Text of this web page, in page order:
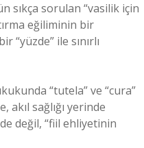
sıkça sorulan “vasilik için
eğiliminin bir
“yüzde” ile sınırlı
“tutela” ve “cura”
sağlığı yerinde
değil, “fiil ehliyetinin